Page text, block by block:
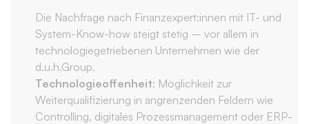
Die Nachfrage nach Finanzexpert:innen mit IT- und
System-Know-how steigt stetig – vor allem in
technologiegetriebenen Unternehmen wie der
d.u.h.Group.
Technologieoffenheit: Möglichkeit zur
Weiterqualifizierung in angrenzenden Feldern wie
Controlling, digitales Prozessmanagement oder ERP-